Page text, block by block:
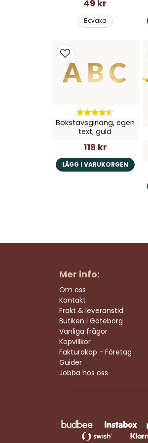
49 kr
Bevaka
Bokstavsgirlang, egen
text, guld
119 kr
LÄGG I VARUKORGEN
Mer info:
Om oss
Kontakt
Frakt & leveranstid
Butiken i Göteborg
Vanliga frågor
Köpvillkor
Fakturaköp - Företag
Guider
Jobba hos oss